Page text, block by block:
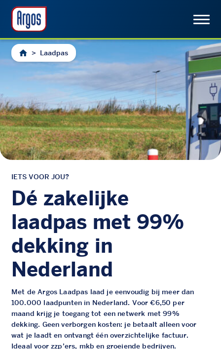
> Laadpas
IETS VOOR JOU?
Dé zakelijke
laadpas met 99%
dekking in
Nederland
Met de Argos Laadpas laad je eenvoudig bij meer dan
100.000 laadpunten in Nederland. Voor €6,50 per
maand krijg je toegang tot een netwerk met 99%
dekking. Geen verborgen kosten: je betaalt alleen voor
wat je laadt en ontvangt één overzichtelijke factuur.
Ideaal voor zzp’ers, mkb en groeiende bedrijven.